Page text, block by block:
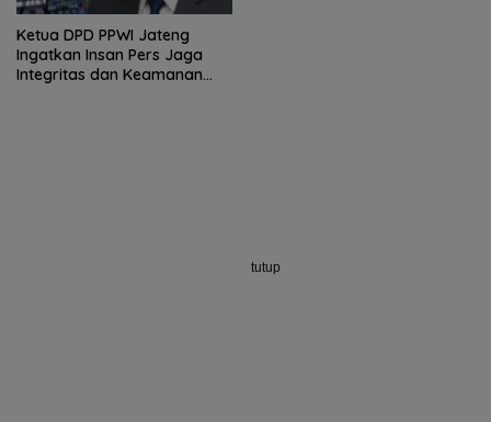
Ketua DPD PPWI Jateng
Ingatkan Insan Pers Jaga
Integritas dan Keamanan
tutup